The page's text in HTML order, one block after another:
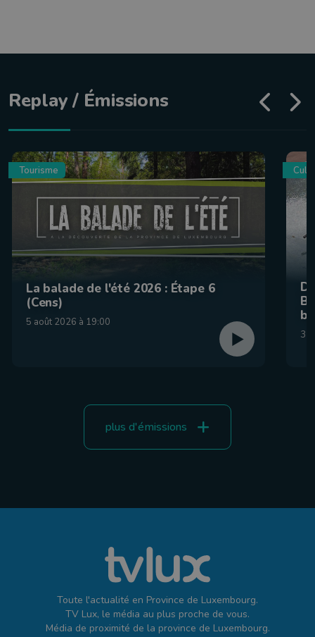
Replay / Émissions
Tourisme
La balade de l'été 2026 : Étape 6
(Cens)
5 août 2026 à 19:00
31
plus d'émissions
Toute l'actualité en Province de Luxembourg.
TV Lux, le média au plus proche de vous.
Média de proximité de la province de Luxembourg.